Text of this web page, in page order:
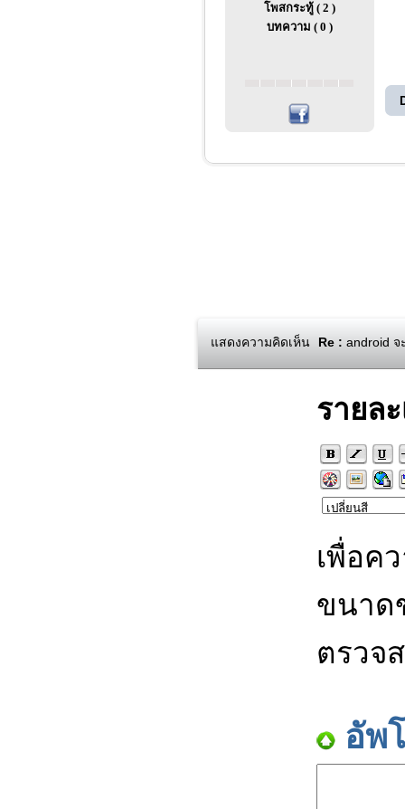
โพสกระทู้ ( 2 )
บทความ ( 0 )
แสดงความคิดเห็น Re : android จ
รายล
เพื่อค
ขนาด
ตรวจ
อัพ